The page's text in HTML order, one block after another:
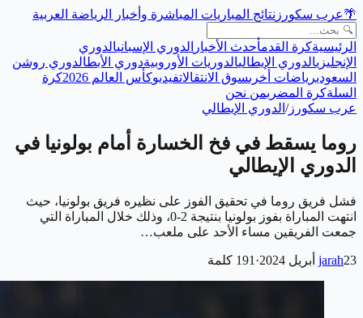
🌴عرب سكورز نتائج المباريات المباشرة وأخبار الرياضة العربية
الرئيسيةكرة القدمأحدث الأخبار الدوري الإسبانيالدوري
الإنجليزيالدوري الإيطاليالدوريات الأوروبيةدوري الأبطالدوري روشن
السعوديرياضات أخرىسوق الانتقالاتفيديوكأس العالم 2026
كرة
السلةكرة المضربمن نحن
عرب سكورز/ الدوري الإيطالي
روما يسقط في فخ الخسارة أمام بولونيا في
الدوري الإيطالي
فشل فريق روما في تحقيق الفوز على نظيره فريق بولونيا، حيث
انتهت المباراة بفوز بولونيا بنتيجة 2-0، وذلك خلال المباراة التي
جمعت الفريقين مساء الأحد على ملعب…
jarah23 أبريل 2024 ·
191 كلمة